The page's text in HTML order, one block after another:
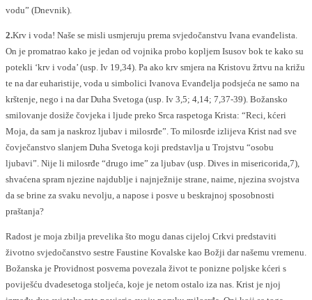
vodu” (Dnevnik).
2.Krv i voda! Naše se misli usmjeruju prema svjedočanstvu Ivana evanđelista.
On je promatrao kako je jedan od vojnika probo kopljem Isusov bok te kako su
potekli ‘krv i voda’ (usp. Iv 19,34). Pa ako krv smjera na Kristovu žrtvu na križu
te na dar euharistije, voda u simbolici Ivanova Evanđelja podsjeća ne samo na
krštenje, nego i na dar Duha Svetoga (usp. Iv 3,5; 4,14; 7,37-39). Božansko
smilovanje dosiže čovjeka i ljude preko Srca raspetoga Krista: “Reci, kćeri
Moja, da sam ja naskroz ljubav i milosrđe”. To milosrđe izlijeva Krist nad sve
čovječanstvo slanjem Duha Svetoga koji predstavlja u Trojstvu “osobu
ljubavi”. Nije li milosrđe “drugo ime” za ljubav (usp. Dives in misericorida,7),
shvaćena spram njezine najdublje i najnježnije strane, naime, njezina svojstva
da se brine za svaku nevolju, a napose i posve u beskrajnoj sposobnosti
praštanja?
Radost je moja zbilja prevelika što mogu danas cijeloj Crkvi predstaviti
životno svjedočanstvo sestre Faustine Kovalske kao Božji dar našemu vremenu.
Božanska je Providnost posvema povezala život te ponizne poljske kćeri s
poviješću dvadesetoga stoljeća, koje je netom ostalo iza nas. Krist je njoj